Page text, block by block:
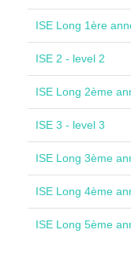
ISE Long 1ère
ISE 2 - level 2
ISE Long 2ème
ISE 3 - level 3
ISE Long 3ème
ISE Long 4ème
ISE Long 5ème